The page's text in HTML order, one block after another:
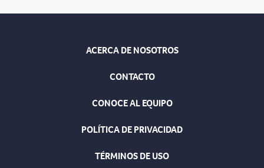
ACERCA DE NOSOTROS
CONTACTO
CONOCE AL EQUIPO
POLÍTICA DE PRIVACIDAD
TÉRMINOS DE USO